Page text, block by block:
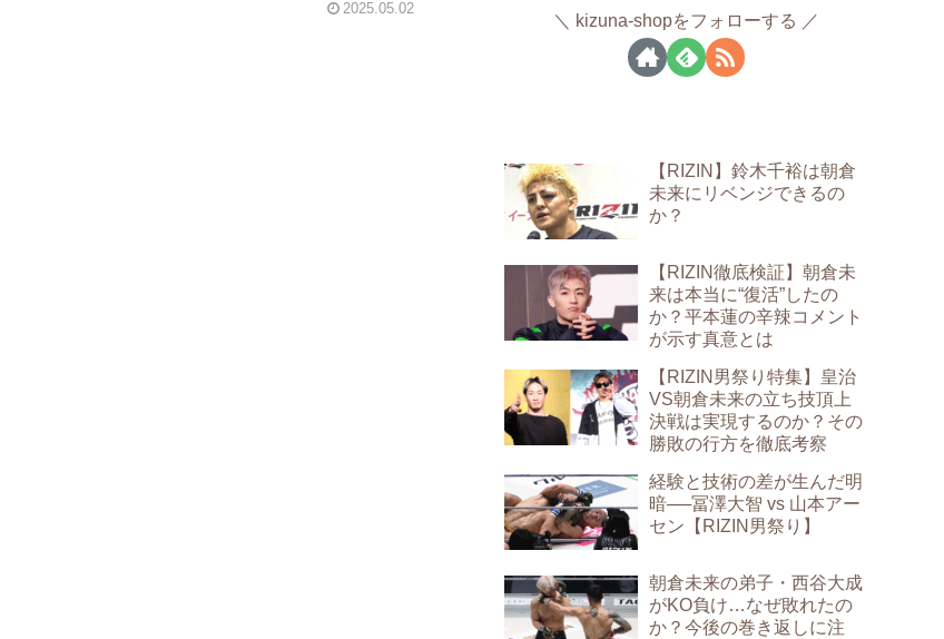
2025.05.02
kizuna-shopをフォローする
【RIZIN】鈴木千裕は朝倉
未来にリベンジできるの
か？
【RIZIN徹底検証】朝倉未
来は本当に“復活”したの
か？平本蓮の辛辣コメント
が示す真意とは
【RIZIN男祭り特集】皇治
VS朝倉未来の立ち技頂上
決戦は実現するのか？その
勝敗の行方を徹底考察
経験と技術の差が生んだ明
暗──冨澤大智 vs 山本アー
セン【RIZIN男祭り】
朝倉未来の弟子・西谷大成
がKO負け…なぜ敗れたの
か？今後の巻き返しに注